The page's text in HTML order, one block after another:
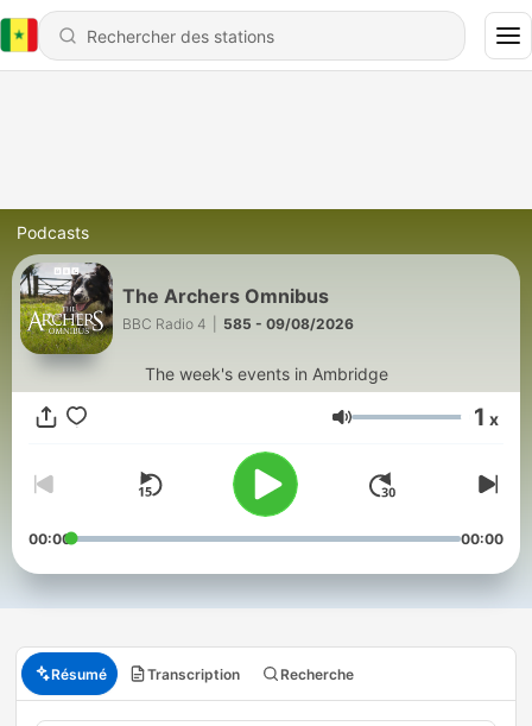
Podcasts
The Archers Omnibus
BBC Radio 4 585 - 09/08/2026
The week's events in Ambridge
Volume 1 x
00:00 00:00
Résumé Transcription Recherche